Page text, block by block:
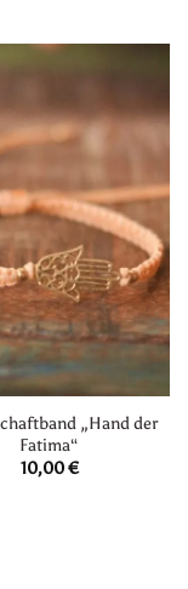
„Hand der
Fatima“
10,00€